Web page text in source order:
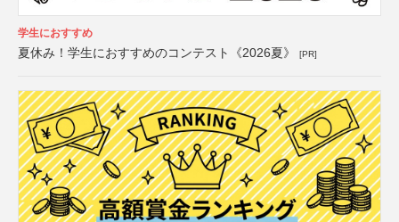
学生におすすめ
夏休み！学生におすすめのコンテスト《2026夏》 [PR]